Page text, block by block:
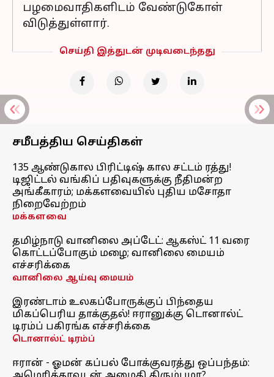
பழமைவாதிகளிடம் வேண்டுகோள்
விடுத்துள்ளார்.
செய்தி இத்துடன் முடிவடைந்தது
சமீபத்திய செய்திகள்
135 ஆண்டுகால பிரிட்டிஷ் கால சட்டம் ரத்து!
டிஜிட்டல் வங்கிப் பதிவுகளுக்கு நீதிமன்ற
அங்கீகாரம்; மக்களவையில் புதிய மசோதா
நிறைவேற்றம்
மக்களவை
தமிழ்நாடு வானிலை அப்டேட்: ஆகஸ்ட் 11 வரை
கொட்டப்போகும் மழை; வானிலை மையம்
எச்சரிக்கை
வானிலை ஆய்வு மையம்
இரண்டாம் உலகப்போருக்குப் பிந்தைய
மிகப்பெரிய தாக்குதல்! ஈரானுக்கு டொனால்ட்
டிரம்ப் பகிரங்க எச்சரிக்கை
டொனால்ட் டிரம்ப்
ஈரான் - ஓமன் கப்பல் போக்குவரத்து ஒப்பந்தம்: